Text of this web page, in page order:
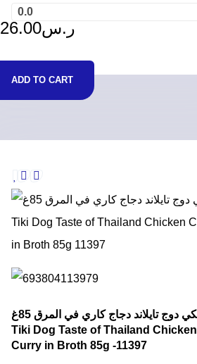
0.0
ر.س26.00
ADD TO CART
تيكي دوج تايلاند دجاج كاري في المرق 85غ –
Tiki Dog Taste of Thailand Chicken
Curry in Broth 85g -11397